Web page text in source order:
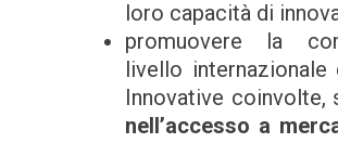
loro capacità di
promuovere la
livello internazionale
Innovative coinvolte,
nell’accesso a